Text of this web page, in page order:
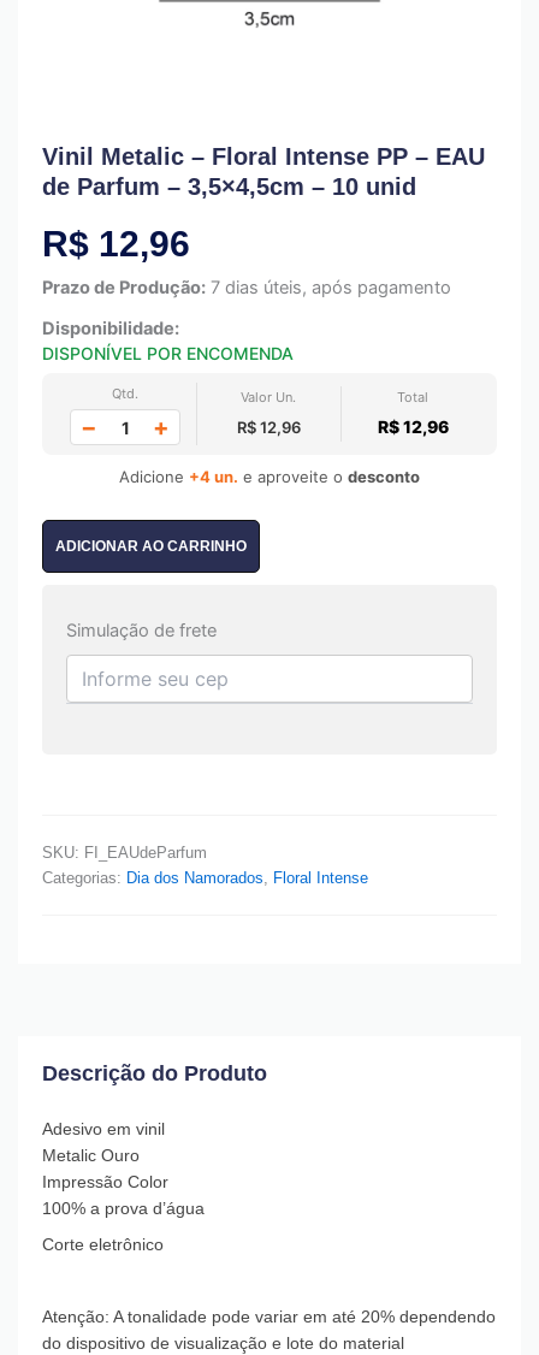
Vinil Metalic – Floral Intense PP – EAU
de Parfum – 3,5×4,5cm – 10 unid
R$ 12,96
Prazo de Produção: 7 dias úteis, após pagamento
Disponibilidade:
DISPONÍVEL POR ENCOMENDA
Qtd.
− +
Valor Un.
R$ 12,96
Total
R$ 12,96
Adicione +4 un. e aproveite o desconto
ADICIONAR AO CARRINHO
Simulação de frete
SKU: FI_EAUdeParfum
Categorias: Dia dos Namorados, Floral Intense
Descrição do Produto
Adesivo em vinil
Metalic Ouro
Impressão Color
100% a prova d’água
Corte eletrônico
Atenção: A tonalidade pode variar em até 20% dependendo
do dispositivo de visualização e lote do material